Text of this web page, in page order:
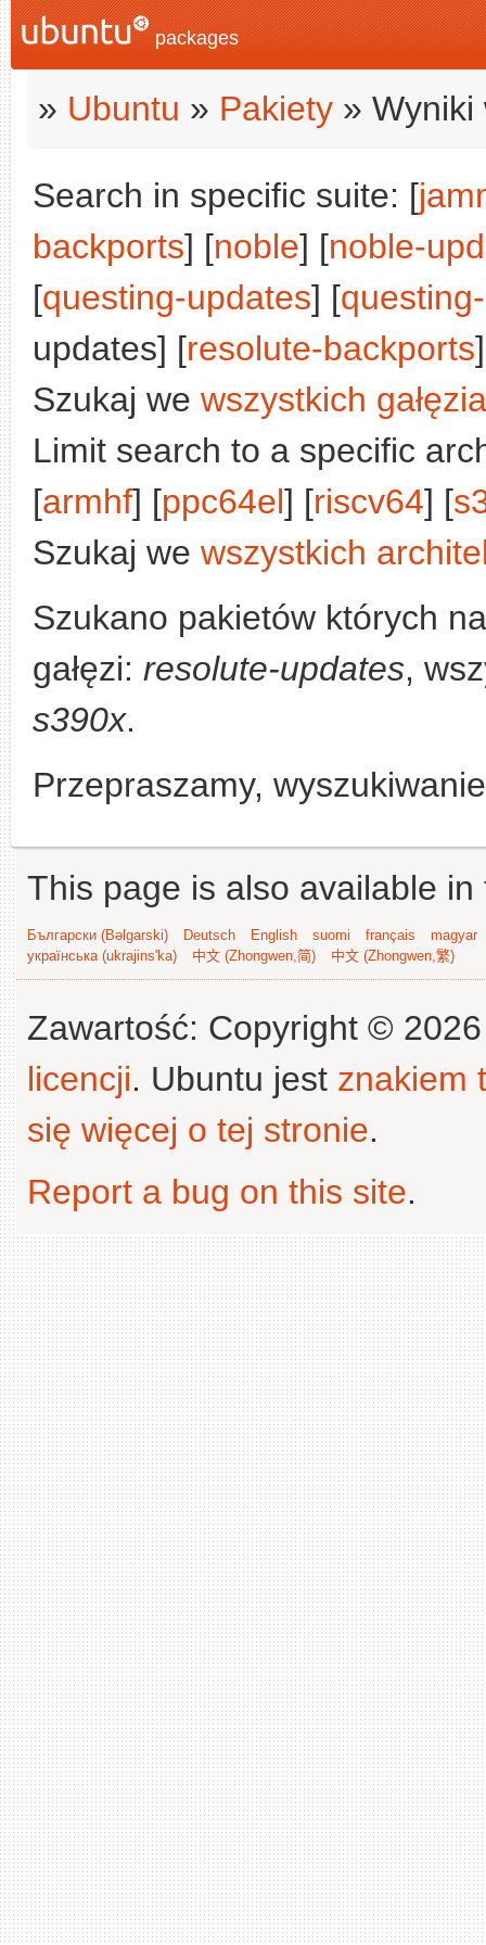
packages
» Ubuntu » Pakiety » Wyniki
Search in specific suite: [
backports] [noble] [noble-
[questing-updates] [
updates] [resolute-backports
Szukaj we wszystkich
Limit search to a specific
[armhf] [ppc64el] [riscv64] [
Szukaj we wszystkich
Szukano pakietów których
gałęzi: resolute-updates,
s390x.
Przepraszamy,
This page is also available
Български (Bəlgarski) Deutsch English suomi français
magyar
українська (ukrajins'ka)
中文 (Zhongwen,简) 中文 (Zhongwen,繁)
Zawartość: Copyright ©
licencji. Ubuntu jest znakiem
się więcej o tej stronie.
Report a bug on this site.